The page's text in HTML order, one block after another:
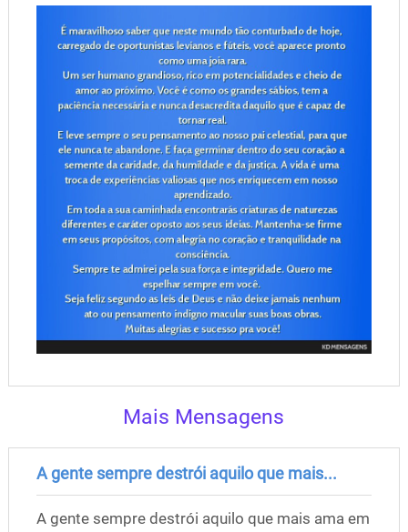
Mais Mensagens
A gente sempre destrói aquilo que mais...
A gente sempre destrói aquilo que mais ama em